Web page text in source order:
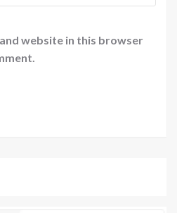
website in this browser